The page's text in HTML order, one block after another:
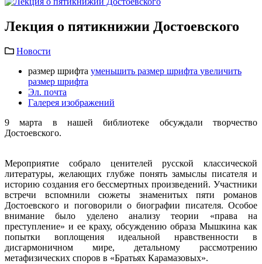
Лекция о пятикнижии Достоевского
Новости
размер шрифта уменьшить размер шрифта увеличить
размер шрифта
Эл. почта
Галерея изображений
9 марта в нашей библиотеке обсуждали творчество
Достоевского.
Мероприятие собрало ценителей русской классической
литературы, желающих глубже понять замыслы писателя и
историю создания его бессмертных произведений. Участники
встречи вспомнили сюжеты знаменитых пяти романов
Достоевского и поговорили о биографии писателя. Особое
внимание было уделено анализу теории «права на
преступление» и ее краху, обсуждению образа Мышкина как
попытки воплощения идеальной нравственности в
дисгармоничном мире, детальному рассмотрению
метафизических споров в «Братьях Карамазовых».